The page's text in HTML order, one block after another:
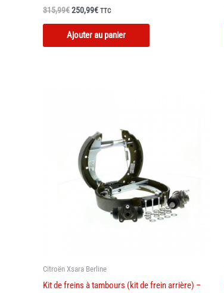
315,99€Le
initial
était :
315,99€.
250,99€Le
actuel
est :
250,99€.
TTC
Ajouter au panier
Citroën Xsara Berline
Kit de freins à tambours (kit de frein arrière) –